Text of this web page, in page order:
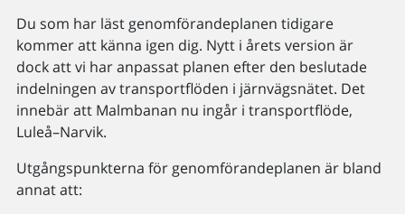
Du som har läst genomförandeplanen tidigare
kommer att känna igen dig. Nytt i årets version är
dock att vi har anpassat planen efter den beslutade
indelningen av transportflöden i järnvägsnätet. Det
innebär att Malmbanan nu ingår i transportflöde,
Luleå–Narvik.
Utgångspunkterna för genomförandeplanen är bland
annat att: